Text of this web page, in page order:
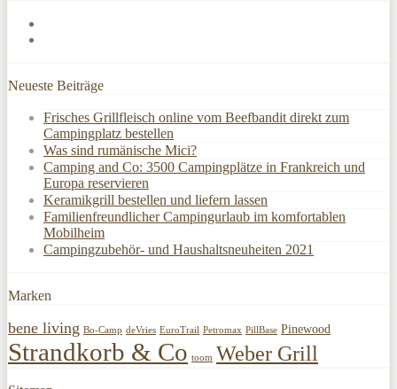
Neueste Beiträge
Frisches Grillfleisch online vom Beefbandit direkt zum
Campingplatz bestellen
Was sind rumänische Mici?
Camping and Co: 3500 Campingplätze in Frankreich und
Europa reservieren
Keramikgrill bestellen und liefern lassen
Familienfreundlicher Campingurlaub im komfortablen
Mobilheim
Campingzubehör- und Haushaltsneuheiten 2021
Marken
bene living Bo-Camp deVries EuroTrail Petromax PillBase Pinewood
Strandkorb & Co toom Weber Grill